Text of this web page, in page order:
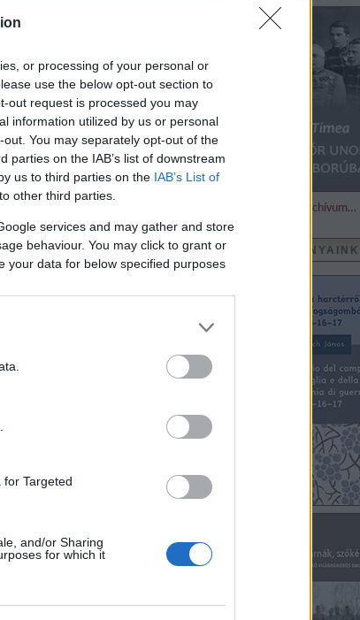
or processing of your personal or
use the below opt-out section to
out request is processed you may
information utilized by us or personal
You may separately opt-out of the
parties on the IAB’s list of downstream
us to third parties on the IAB’s List of
other third parties.
services and may gather and store
behaviour. You may click to grant or
your data for below specified purposes
Targeted
and/or Sharing
for which it
Részletek és archívum…
KIADVÁNYAINK